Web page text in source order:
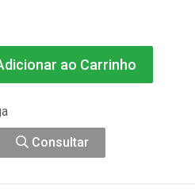
ao Carrinho
Consultar